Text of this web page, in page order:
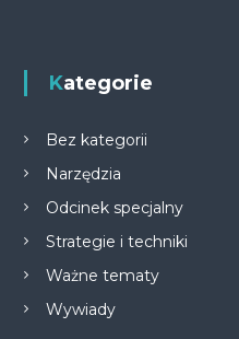
Kategorie
Bez kategorii
Narzędzia
Odcinek specjalny
Strategie i techniki
Ważne tematy
Wywiady